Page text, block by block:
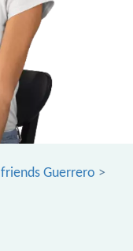
friends Guerrero >